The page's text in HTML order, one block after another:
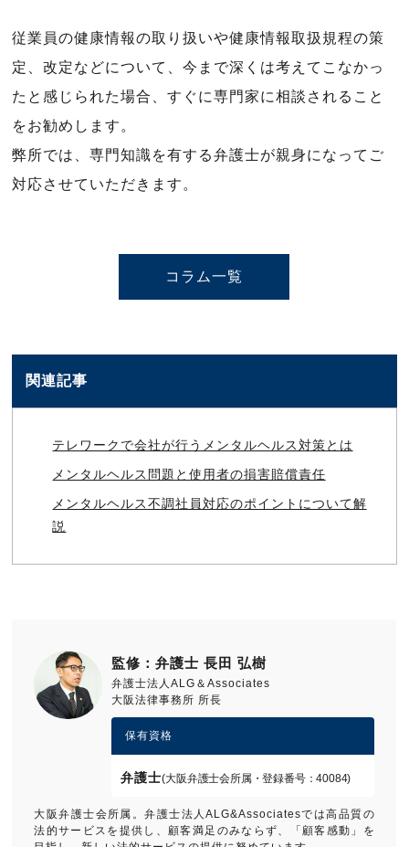
従業員の健康情報の取り扱いや健康情報取扱規程の策
定、改定などについて、今まで深くは考えてこなかっ
たと感じられた場合、すぐに専門家に相談されること
をお勧めします。
弊所では、専門知識を有する弁護士が親身になってご
対応させていただきます。
コラム一覧
関連記事
テレワークで会社が行うメンタルヘルス対策とは
メンタルヘルス問題と使用者の損害賠償責任
メンタルヘルス不調社員対応のポイントについて解
説
監修：弁護士 長田 弘樹
弁護士法人ALG＆Associates
大阪法律事務所 所長
保有資格
弁護士(大阪弁護士会所属・登録番号：40084)
大阪弁護士会所属。弁護士法人ALG&Associatesでは高品質の
法的サービスを提供し、顧客満足のみならず、「顧客感動」を